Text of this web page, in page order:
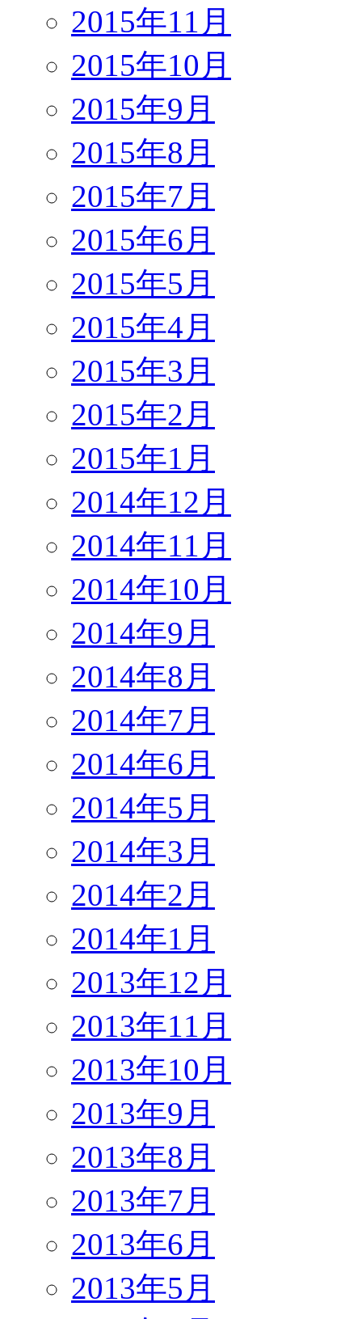
2015年11月
2015年10月
2015年9月
2015年8月
2015年7月
2015年6月
2015年5月
2015年4月
2015年3月
2015年2月
2015年1月
2014年12月
2014年11月
2014年10月
2014年9月
2014年8月
2014年7月
2014年6月
2014年5月
2014年3月
2014年2月
2014年1月
2013年12月
2013年11月
2013年10月
2013年9月
2013年8月
2013年7月
2013年6月
2013年5月